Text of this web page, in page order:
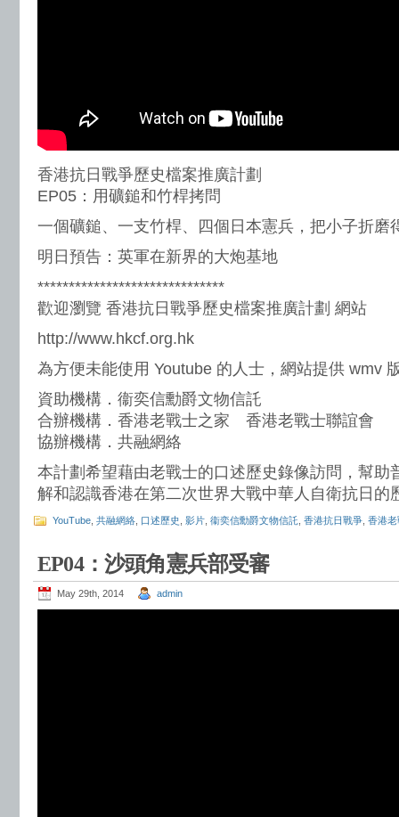
香港抗日戰爭歷史檔案推廣計劃
EP05：用礦鎚和竹桿拷問
一個礦鎚、一支竹桿、四個日本憲兵，把小子折磨
明日預告：英軍在新界的大炮基地
******************************
歡迎瀏覽 香港抗日戰爭歷史檔案推廣計劃 網站
http://www.hkcf.org.hk
為方便未能使用 Youtube 的人士，網站提供 wmv
資助機構．衞奕信勳爵文物信託
合辦機構．香港老戰士之家 香港老戰士聯誼會
協辦機構．共融網絡
本計劃希望藉由老戰士的口述歷史錄像訪問，幫助
解和認識香港在第二次世界大戰中華人自衛抗日的
YouTube 共融網絡 口述歷史 影片 衞奕信勳爵文物信託 香港抗日戰爭 香港
EP04：沙頭角憲兵部受審
May 29th, 2014 admin